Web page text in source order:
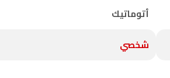
أتوماتيك
شخصي